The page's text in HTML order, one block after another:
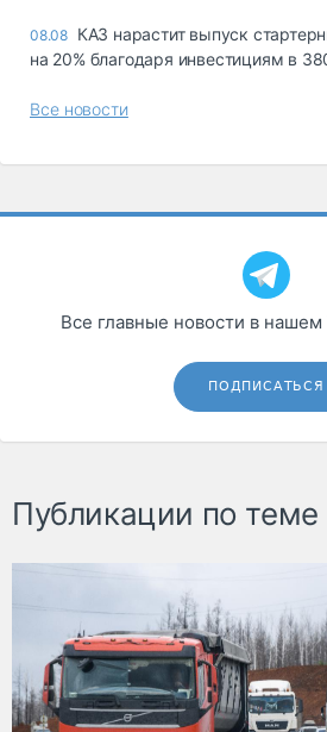
08.08 КАЗ нарастит выпуск
на 20% благодаря инвестициям в
Все новости
Все главные новости в нашем
ПОДПИСАТЬСЯ
Публикации по теме